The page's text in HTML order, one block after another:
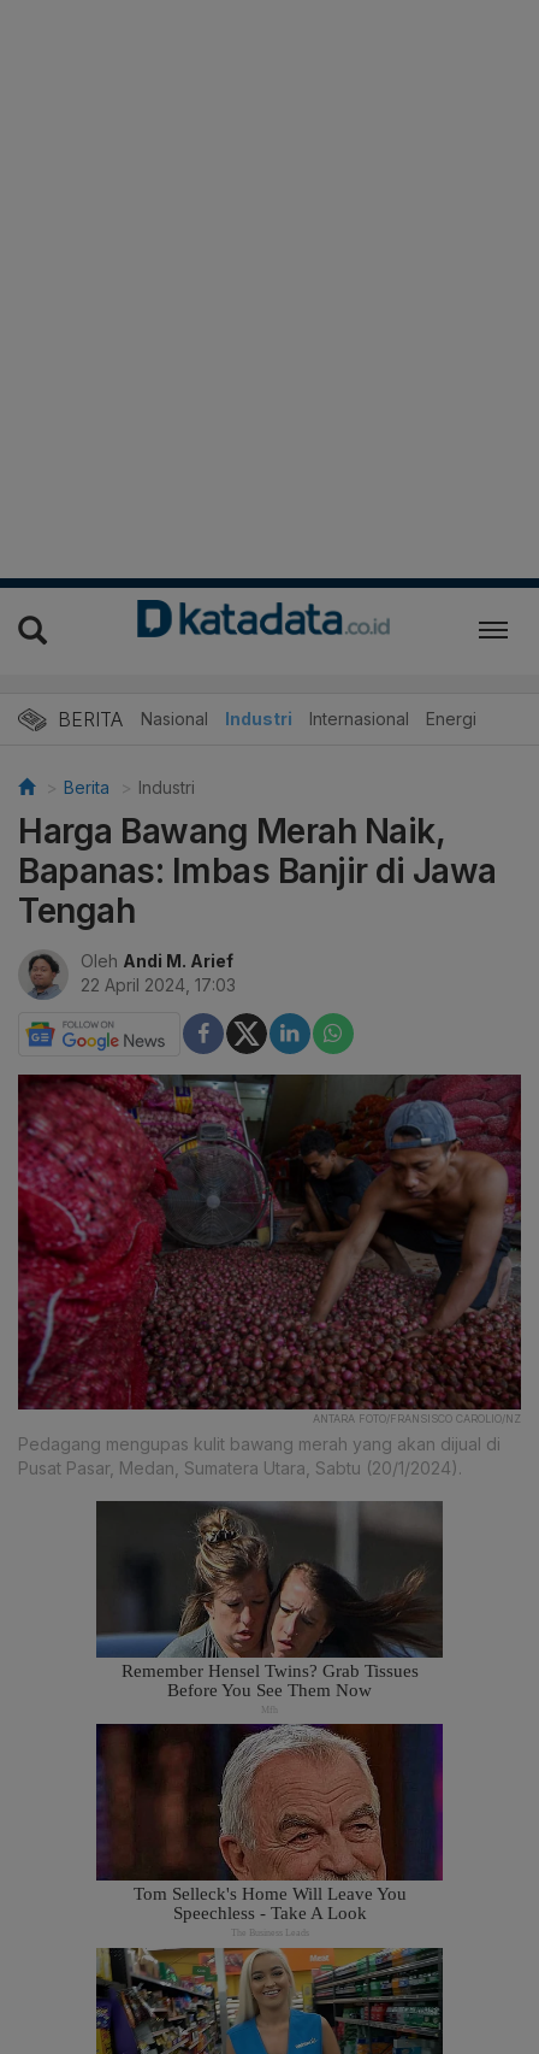
BERITA Nasional Industri Internasional Energi
Berita Industri
Harga Bawang Merah Naik,
Bapanas: Imbas Banjir di Jawa
Tengah
Oleh Andi M. Arief
22 April 2024, 17:03
ANTARA FOTO/FRANSISCO CAROLIO/NZ
Pedagang mengupas kulit bawang merah yang akan dijual di
Pusat Pasar, Medan, Sumatera Utara, Sabtu (20/1/2024).